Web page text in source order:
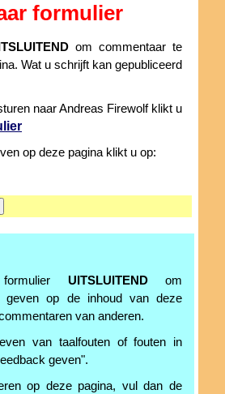
formulier
om commentaar te
Wat u schrijft kan gepubliceerd
naar Andreas Firewolf klikt u
op deze pagina klikt u op:
UITSLUITENDom
geven op de inhoud van deze
van anderen.
van taalfouten of fouten in
geven".
op deze pagina, vul dan de